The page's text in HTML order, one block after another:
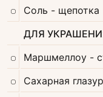
Соль - щепотка
ДЛЯ
Маршмеллоу -
Сахарная